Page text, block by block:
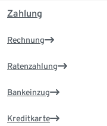
Zahlung
Rechnung
Ratenzahlung
Bankeinzug
Kreditkarte